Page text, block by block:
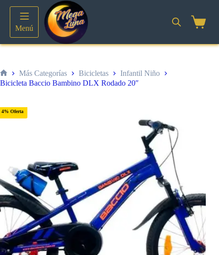
contenido
Menú
Inicio
Más Categorías Bicicletas
Infantil Niño
Bicicleta Baccio Bambino DLX Rodado 20″
4% Oferta